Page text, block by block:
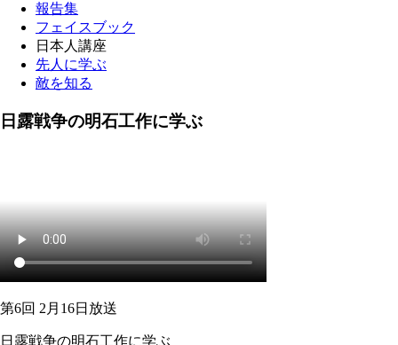
報告集
フェイスブック
日本人講座
先人に学ぶ
敵を知る
日露戦争の明石工作に学ぶ
第6回 2月16日放送
日露戦争の明石工作に学ぶ